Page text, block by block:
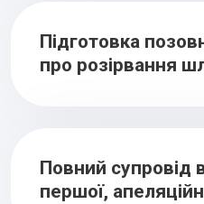
Підготовка
про розірвання
Повний супровід
першої,